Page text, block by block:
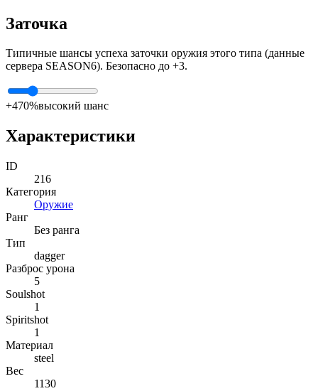
Заточка
Типичные шансы успеха заточки оружия этого типа (данные
сервера SEASON6). Безопасно до +3.
+470%высокий шанс
Характеристики
ID
216
Категория
Оружие
Ранг
Без ранга
Тип
dagger
Разброс урона
5
Soulshot
1
Spiritshot
1
Материал
steel
Вес
1130